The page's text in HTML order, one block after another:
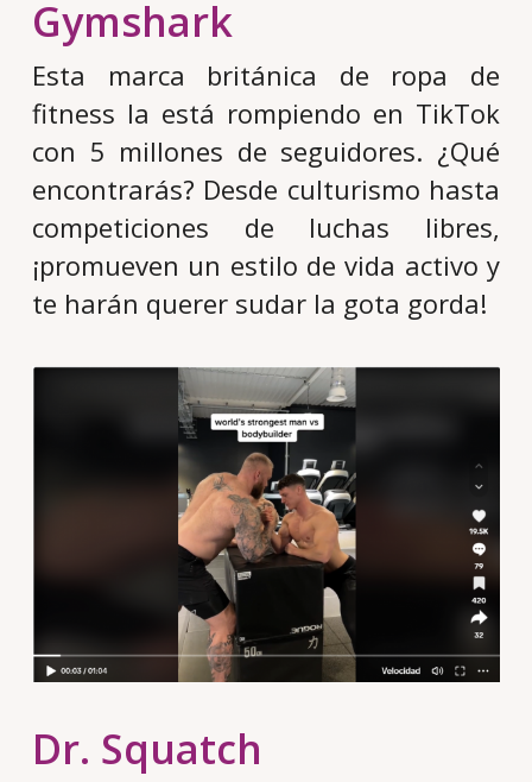
Gymshark
Esta marca británica de ropa de
fitness la está rompiendo en TikTok
con 5 millones de seguidores. ¿Qué
encontrarás? Desde culturismo hasta
competiciones de luchas libres,
¡promueven un estilo de vida activo y
te harán querer sudar la gota gorda!
Dr. Squatch